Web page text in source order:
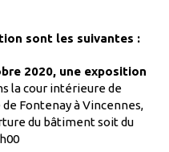
sont les suivantes :
2020, une exposition
la cour intérieure de
Fontenay à Vincennes,
du bâtiment soit du